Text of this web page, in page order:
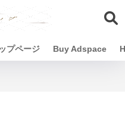
プページ Buy Adspace